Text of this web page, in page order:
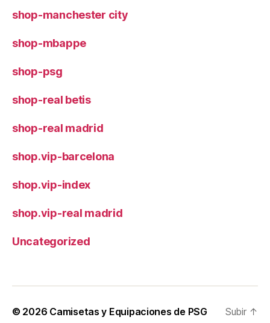
shop-manchester city
shop-mbappe
shop-psg
shop-real betis
shop-real madrid
shop.vip-barcelona
shop.vip-index
shop.vip-real madrid
Uncategorized
© 2026 Camisetas y Equipaciones de PSG Subir ↑